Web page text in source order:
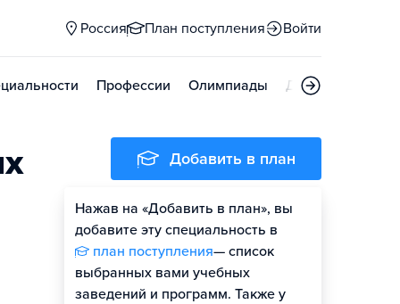
Россия План поступления Войти
Профессии Олимпиады Дни открытых
Добавить в план
Нажав на «Добавить в план», вы
добавите эту специальность в
план поступления— список
выбранных вами учебных
заведений и программ. Также у